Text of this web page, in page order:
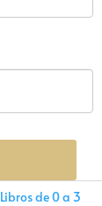
Libros de 0 a 3